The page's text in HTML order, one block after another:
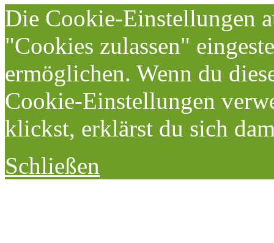
Die Cookie-Einstellungen
"Cookies zulassen"
ermöglichen. Wenn du
Cookie-Einstellungen
klickst, erklärst du sich
Schließen